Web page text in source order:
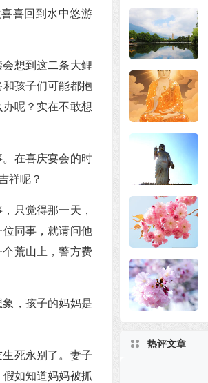
喜回到水中悠游
想到这二条大鲤
孩子们可能都抱
呢？实在不敢想
在喜庆宴会的时
祥呢？
只觉得那一天，
同事，就请问他
个荒山上，警方费
，孩子的妈妈是
死永别了。妻子
如知道妈妈被抓
热评文章